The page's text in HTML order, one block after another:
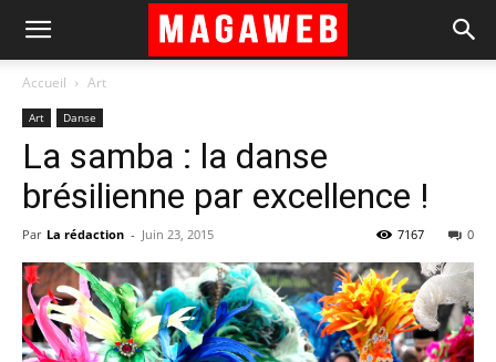
Accueil Art
Art Danse
La samba : la danse
brésilienne par excellence !
Par La rédaction - Juin 23, 2015 0
7167